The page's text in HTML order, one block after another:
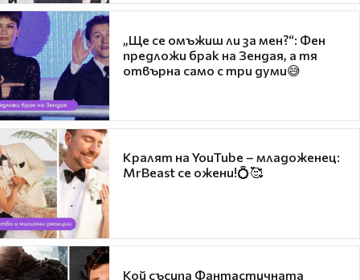
„Ще се омъжиш ли за мен?“: Фен
предложи брак на Зендая, а тя
отвърна само с три думи😅
Кралят на YouTube – младоженец:
MrBeast се ожени!💍🥰
Кой съсипа Фантастичната